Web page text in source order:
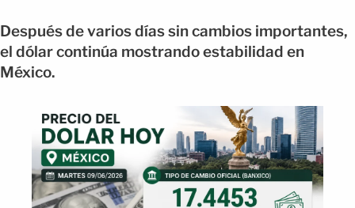
Después de varios días sin cambios importantes,
el dólar continúa mostrando estabilidad en
México.